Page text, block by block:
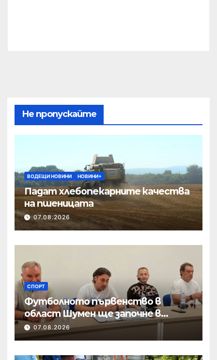
Не пропускайте
ВОДЕЩИ НОВИНИ НОВИНИ+
Падат хлебопекарните качества
на пшеницата
07.08.2026
СПОРТ
Футболното първенство в
област Шумен ще започне в
началото на септември
07.08.2026